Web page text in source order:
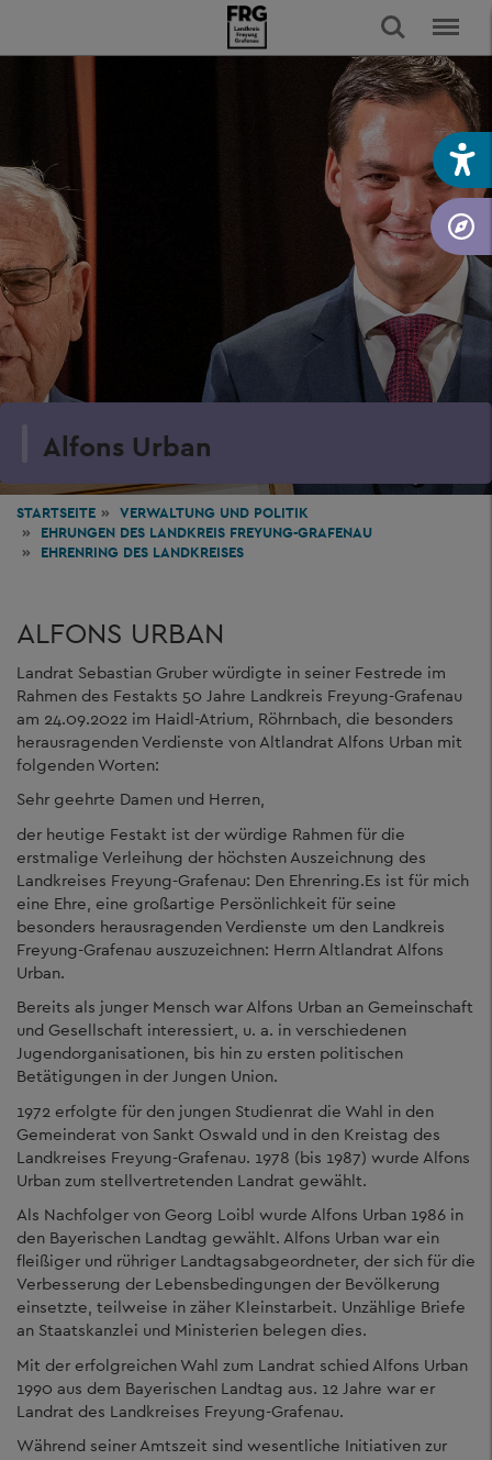
Alfons Urban
STARTSEITE VERWALTUNG UND POLITIK
EHRUNGEN DES LANDKREIS FREYUNG-GRAFENAU
EHRENRING DES LANDKREISES
ALFONS URBAN
Landrat Sebastian Gruber würdigte in seiner Festrede im
Rahmen des Festakts 50 Jahre Landkreis Freyung-Grafenau
am 24.09.2022 im Haidl-Atrium, Röhrnbach, die besonders
herausragenden Verdienste von Altlandrat Alfons Urban mit
folgenden Worten:
Sehr geehrte Damen und Herren,
der heutige Festakt ist der würdige Rahmen für die
erstmalige Verleihung der höchsten Auszeichnung des
Landkreises Freyung-Grafenau: Den Ehrenring.Es ist für mich
eine Ehre, eine großartige Persönlichkeit für seine
besonders herausragenden Verdienste um den Landkreis
Freyung-Grafenau auszuzeichnen: Herrn Altlandrat Alfons
Urban.
Bereits als junger Mensch war Alfons Urban an Gemeinschaft
und Gesellschaft interessiert, u. a. in verschiedenen
Jugendorganisationen, bis hin zu ersten politischen
Betätigungen in der Jungen Union.
1972 erfolgte für den jungen Studienrat die Wahl in den
Gemeinderat von Sankt Oswald und in den Kreistag des
Landkreises Freyung-Grafenau. 1978 (bis 1987) wurde Alfons
Urban zum stellvertretenden Landrat gewählt.
Als Nachfolger von Georg Loibl wurde Alfons Urban 1986 in
den Bayerischen Landtag gewählt. Alfons Urban war ein
fleißiger und rühriger Landtagsabgeordneter, der sich für die
Verbesserung der Lebensbedingungen der Bevölkerung
einsetzte, teilweise in zäher Kleinstarbeit. Unzählige Briefe
an Staatskanzlei und Ministerien belegen dies.
Mit der erfolgreichen Wahl zum Landrat schied Alfons Urban
1990 aus dem Bayerischen Landtag aus. 12 Jahre war er
Landrat des Landkreises Freyung-Grafenau.
Während seiner Amtszeit sind wesentliche Initiativen zur